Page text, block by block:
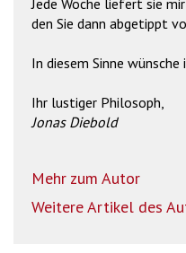
Jede Woche liefert sie mir
den Sie dann abgetippt
In diesem Sinne
Ihr lustiger Philosoph,
Jonas Diebold
Mehr zum Autor
Weitere Artikel des